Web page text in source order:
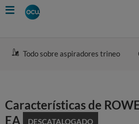
Skip
to
Todo sobre aspiradores trineo
Características de
EA
DESCATALOGADO